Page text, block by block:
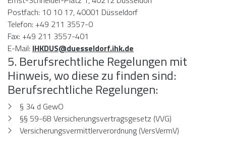
Postfach: 10 10 17, 40001 Düsseldorf
Telefon: +49 211 3557-0
Fax: +49 211 3557-401
E-Mail: IHKDUS@duesseldorf.ihk.de
5. Berufsrechtliche Regelungen mit
Hinweis, wo diese zu finden sind:
Berufsrechtliche Regelungen:
§ 34 d GewO
§§ 59-68 Versicherungsvertragsgesetz (VVG)
Versicherungsvermittlerverordnung (VersVermV)